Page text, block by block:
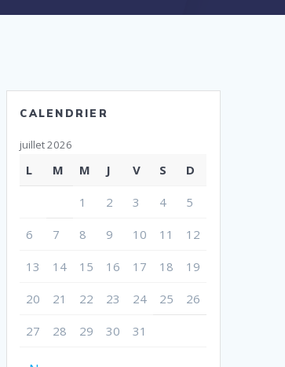
CALENDRIER
juillet 2026
L M M J V S D
1 2 3 4 5
6 7 8 9 10 11 12
13 14 15 16 17 18 19
20 21 22 23 24 25 26
27 28 29 30 31